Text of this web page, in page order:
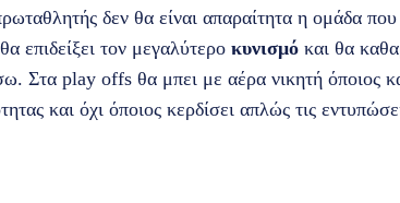
δεν θα είναι απαραίτητα η ομάδα
επιδείξει τον μεγαλύτερο κυνισμό και θα
Στα play offs θα μπει με αέρα νικητή όποιος
και όχι όποιος κερδίσει απλώς τις